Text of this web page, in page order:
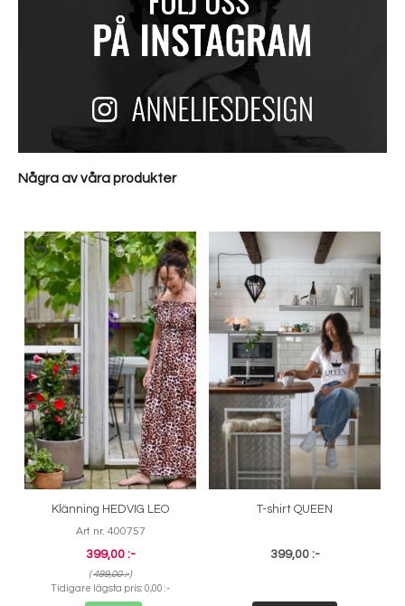
Några av våra produkter
Klänning HEDVIG LEO
Art nr. 400757
399,00 :-
(499,00 :-)
Tidigare lägsta pris: 0,00 :-
T-shirt QUEEN
399,00 :-